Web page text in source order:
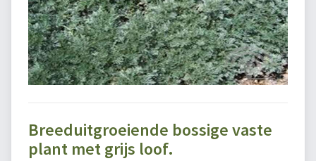
Breeduitgroeiende bossige vaste
plant met grijs loof.